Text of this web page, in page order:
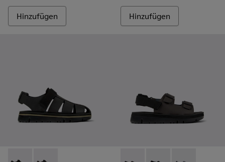
Hinzufügen Hinzufügen